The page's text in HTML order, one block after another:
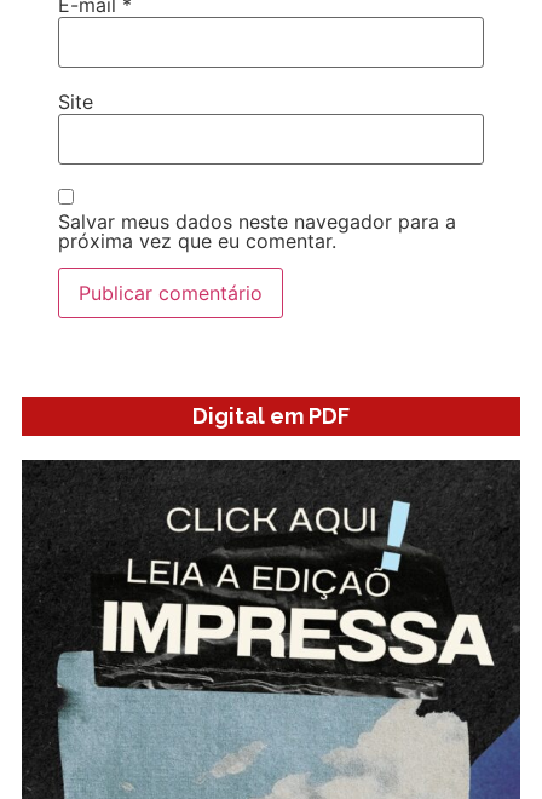
Site
Salvar meus dados neste navegador para a
próxima vez que eu comentar.
Digital em PDF